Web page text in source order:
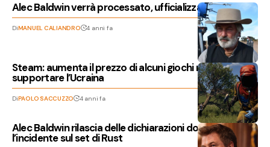
Alec Baldwin verrà processato, ufficializzate le accuse
DiMANUEL CALIANDRO 4 anni fa
Steam: aumenta il prezzo di alcuni giochi russi per
supportare l’Ucraina
DiPAOLO SACCUZZO 4 anni fa
Alec Baldwin rilascia delle dichiarazioni dopo
l’incidente sul set di Rust